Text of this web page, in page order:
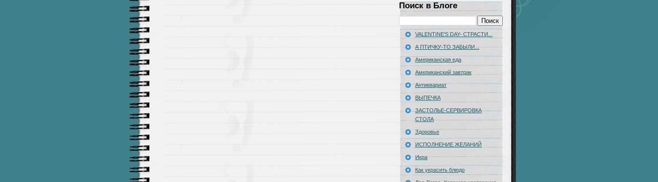
Поиск в Блоге
VALENTINE'S DAY- СТРАСТИ...
А ПТИЧКУ-ТО ЗАБЫЛИ...
Американская еда
Американский завтрак
Антиквариат
ВЫПЕЧКА
ЗАСТОЛЬЕ-CЕРВИРОВКА
СТОЛА
Здоровье
ИСПОЛНЕНИЕ ЖЕЛАНИЙ
Икра
Как украсить блюдо